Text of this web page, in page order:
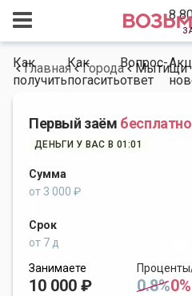
8
Как
получить
Как
погасить
Вопрос-
ответ
Главная Города Мытищи
Первый заём бесплатно
ДЕНЬГИ У ВАС В 01:01
Сумма
от 3 000 ₽
Срок
от 7 д
Занимаете
10 000 ₽ 0.8%0%